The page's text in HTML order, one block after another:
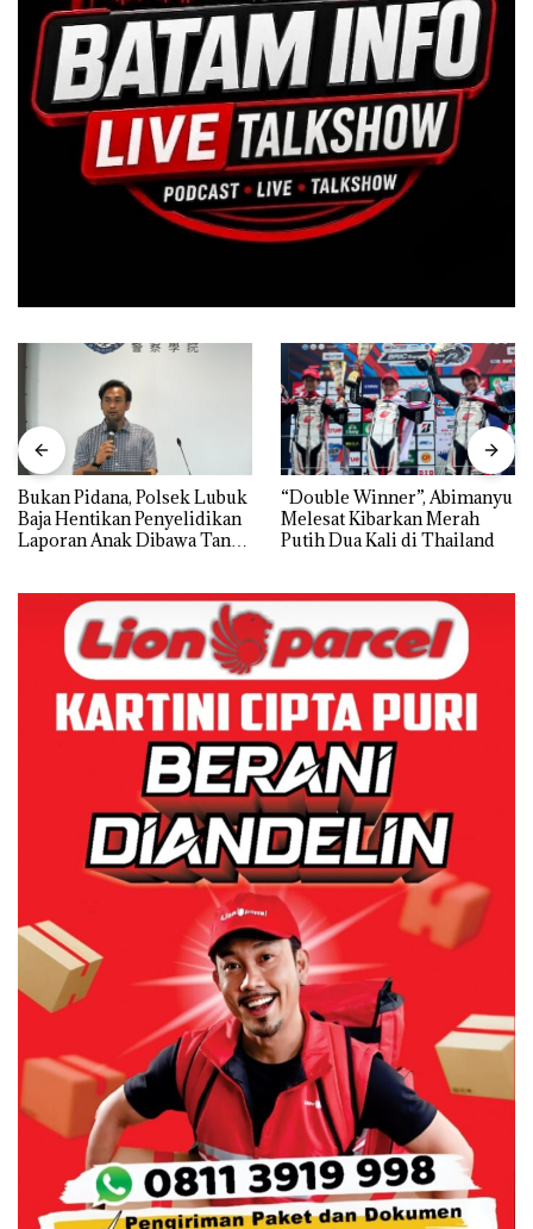
Bukan Pidana, Polsek Lubuk
Baja Hentikan Penyelidikan
Laporan Anak Dibawa Tanpa
“Double Winner”, Abimanyu
Melesat Kibarkan Merah
Putih Dua Kali di Thailand